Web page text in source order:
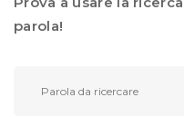
parola!